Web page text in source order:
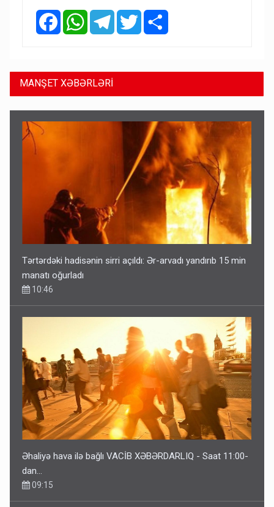
FacebookWhatsAppTelegramTwitter
MANŞET XƏBƏRLƏRİ
Tərtərdəki hadisənin sirri açıldı: Ər-arvadı yandırıb 15 min
manatı oğurladı
10:46
Əhaliyə hava ilə bağlı VACİB XƏBƏRDARLIQ - Saat 11:00-
dan…
09:15